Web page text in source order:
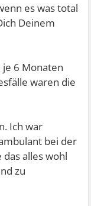
es was total
Deinem
6 Monaten
waren die
Ich war
bei der
alles wohl
zu